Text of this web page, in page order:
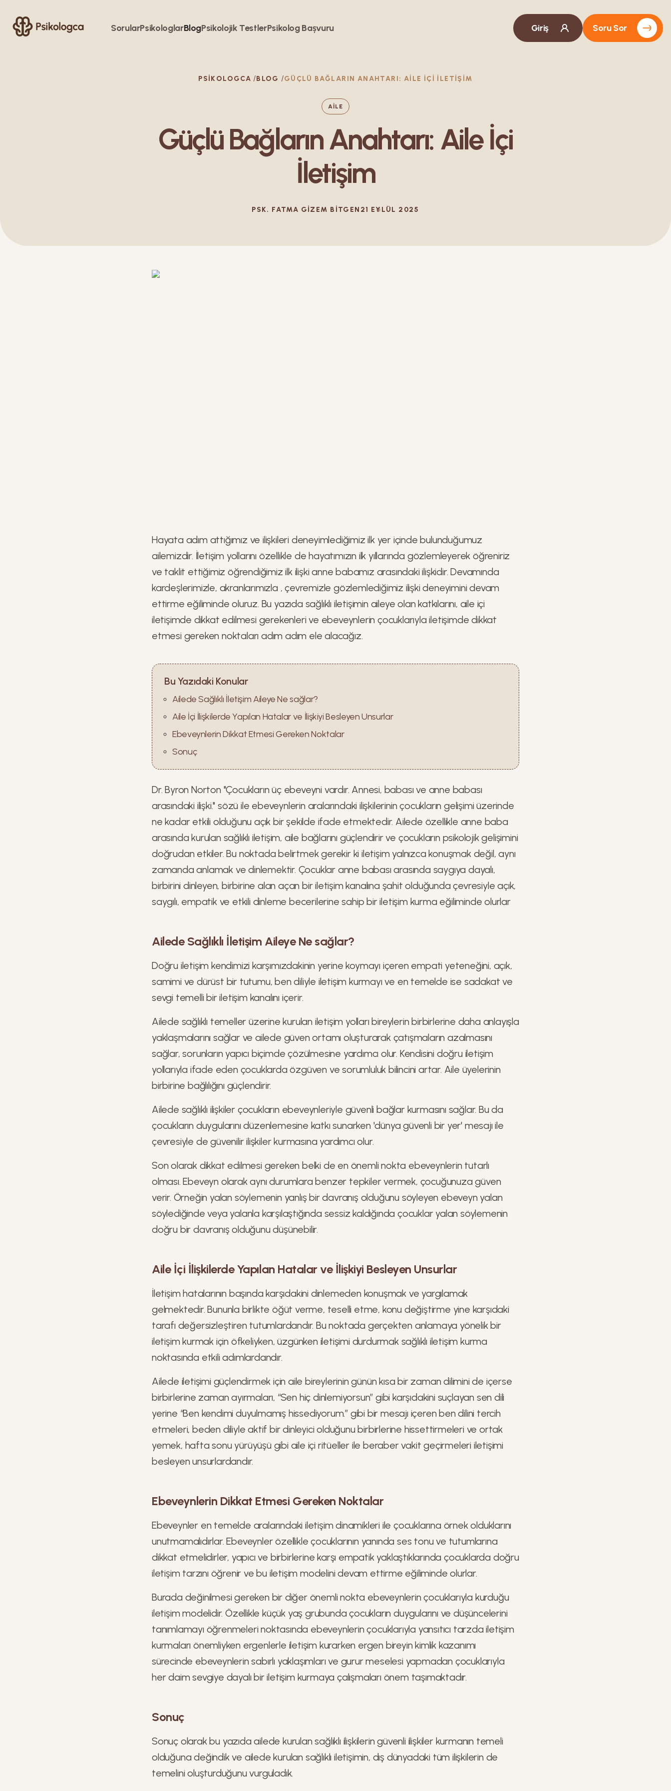
SorularPsikologlarBlogPsikolojik TestlerPsikolog Bașvuru Giriş Soru Sor
PSIKOLOGCA BLOG GÜÇLÜ BAĞLARIN ANAHTARI: AILE İÇI İLETIŞIM
AILE
Güçlü Bağların Anahtarı: Aile İçi
İletişim
PSK. FATMA GIZEM BITGEN 21 EYLÜL 2025
Hayata adım attığımız ve ilişkileri deneyimlediğimiz ilk yer içinde bulunduğumuz
ailemizdir. İletişim yollarını özellikle de hayatımızın ilk yıllarında gözlemleyerek öğreniriz
ve taklit ettiğimiz öğrendiğimiz ilk ilişki anne babamız arasındaki ilişkidir. Devamında
kardeşlerimizle, akranlarımızla , çevremizle gözlemlediğimiz ilişki deneyimini devam
ettirme eğiliminde oluruz. Bu yazıda sağlıklı iletişimin aileye olan katkılarını, aile içi
iletişimde dikkat edilmesi gerekenleri ve ebeveynlerin çocuklarıyla iletişimde dikkat
etmesi gereken noktaları adım adım ele alacağız.
Bu Yazıdaki Konular
Ailede Sağlıklı İletişim Aileye Ne sağlar?
Aile İçi İlişkilerde Yapılan Hatalar ve İlişkiyi Besleyen Unsurlar
Ebeveynlerin Dikkat Etmesi Gereken Noktalar
Sonuç
Dr. Byron Norton "Çocukların üç ebeveyni vardır. Annesi, babası ve anne babası
arasındaki ilişki." sözü ile ebeveynlerin aralarındaki ilişkilerinin çocukların gelişimi üzerinde
ne kadar etkili olduğunu açık bir şekilde ifade etmektedir. Ailede özellikle anne baba
arasında kurulan sağlıklı iletişim, aile bağlarını güçlendirir ve çocukların psikolojik gelişimini
doğrudan etkiler. Bu noktada belirtmek gerekir ki iletişim yalnızca konuşmak değil, aynı
zamanda anlamak ve dinlemektir. Çocuklar anne babası arasında saygıya dayalı,
birbirini dinleyen, birbirine alan açan bir iletişim kanalına şahit olduğunda çevresiyle açık,
saygılı, empatik ve etkili dinleme becerilerine sahip bir iletişim kurma eğiliminde olurlar
Ailede Sağlıklı İletişim Aileye Ne sağlar?
Doğru iletişim kendimizi karşımızdakinin yerine koymayı içeren empati yeteneğini, açık,
samimi ve dürüst bir tutumu, ben diliyle iletişim kurmayı ve en temelde ise sadakat ve
sevgi temelli bir iletişim kanalını içerir.
Ailede sağlıklı temeller üzerine kurulan iletişim yolları bireylerin birbirlerine daha anlayışla
yaklaşmalarını sağlar ve ailede güven ortamı oluşturarak çatışmaların azalmasını
sağlar, sorunların yapıcı biçimde çözülmesine yardımcı olur. Kendisini doğru iletişim
yollarıyla ifade eden çocuklarda özgüven ve sorumluluk bilincini artar. Aile üyelerinin
birbirine bağlılığını güçlendirir.
Ailede sağlıklı ilişkiler çocukların ebeveynleriyle güvenli bağlar kurmasını sağlar. Bu da
çocukların duygularını düzenlemesine katkı sunarken 'dünya güvenli bir yer' mesajı ile
çevresiyle de güvenilir ilişkiler kurmasına yardımcı olur.
Son olarak dikkat edilmesi gereken belki de en önemli nokta ebeveynlerin tutarlı
olması. Ebeveyn olarak aynı durumlara benzer tepkiler vermek, çocuğunuza güven
verir. Örneğin yalan söylemenin yanlış bir davranış olduğunu söyleyen ebeveyn yalan
söylediğinde veya yalanla karşılaştığında sessiz kaldığında çocuklar yalan söylemenin
doğru bir davranış olduğunu düşünebilir.
Aile İçi İlişkilerde Yapılan Hatalar ve İlişkiyi Besleyen Unsurlar
İletişim hatalarının başında karşıdakini dinlemeden konuşmak ve yargılamak
gelmektedir. Bununla birlikte öğüt verme, teselli etme, konu değiştirme yine karşıdaki
tarafı değersizleştiren tutumlardandır. Bu noktada gerçekten anlamaya yönelik bir
iletişim kurmak için öfkeliyken, üzgünken iletişimi durdurmak sağlıklı iletişim kurma
noktasında etkili adımlardandır.
Ailede iletişimi güçlendirmek için aile bireylerinin günün kısa bir zaman dilimini de içerse
birbirlerine zaman ayırmaları, “Sen hiç dinlemiyorsun” gibi karşıdakini suçlayan sen dili
yerine “Ben kendimi duyulmamış hissediyorum.” gibi bir mesajı içeren ben dilini tercih
etmeleri, beden diliyle aktif bir dinleyici olduğunu birbirlerine hissettirmeleri ve ortak
yemek, hafta sonu yürüyüşü gibi aile içi ritüeller ile beraber vakit geçirmeleri iletişimi
besleyen unsurlardandır.
Ebeveynlerin Dikkat Etmesi Gereken Noktalar
Ebeveynler en temelde aralarındaki iletişim dinamikleri ile çocuklarına örnek olduklarını
unutmamalıdırlar. Ebeveynler özellikle çocuklarının yanında ses tonu ve tutumlarına
dikkat etmelidirler, yapıcı ve birbirlerine karşı empatik yaklaştıklarında çocuklarda doğru
iletişim tarzını öğrenir ve bu iletişim modelini devam ettirme eğiliminde olurlar.
Burada değinilmesi gereken bir diğer önemli nokta ebeveynlerin çocuklarıyla kurduğu
iletişim modelidir. Özellikle küçük yaş grubunda çocukların duygularını ve düşüncelerini
tanımlamayı öğrenmeleri noktasında ebeveynlerin çocuklarıyla yansıtıcı tarzda iletişim
kurmaları önemliyken ergenlerle iletişim kurarken ergen bireyin kimlik kazanımı
sürecinde ebeveynlerin sabırlı yaklaşımları ve gurur meselesi yapmadan çocuklarıyla
her daim sevgiye dayalı bir iletişim kurmaya çalışmaları önem taşımaktadır.
Sonuç
Sonuç olarak bu yazıda ailede kurulan sağlıklı ilişkilerin güvenli ilişkiler kurmanın temeli
olduğuna değindik ve ailede kurulan sağlıklı iletişimin, dış dünyadaki tüm ilişkilerin de
temelini oluşturduğunu vurguladık.